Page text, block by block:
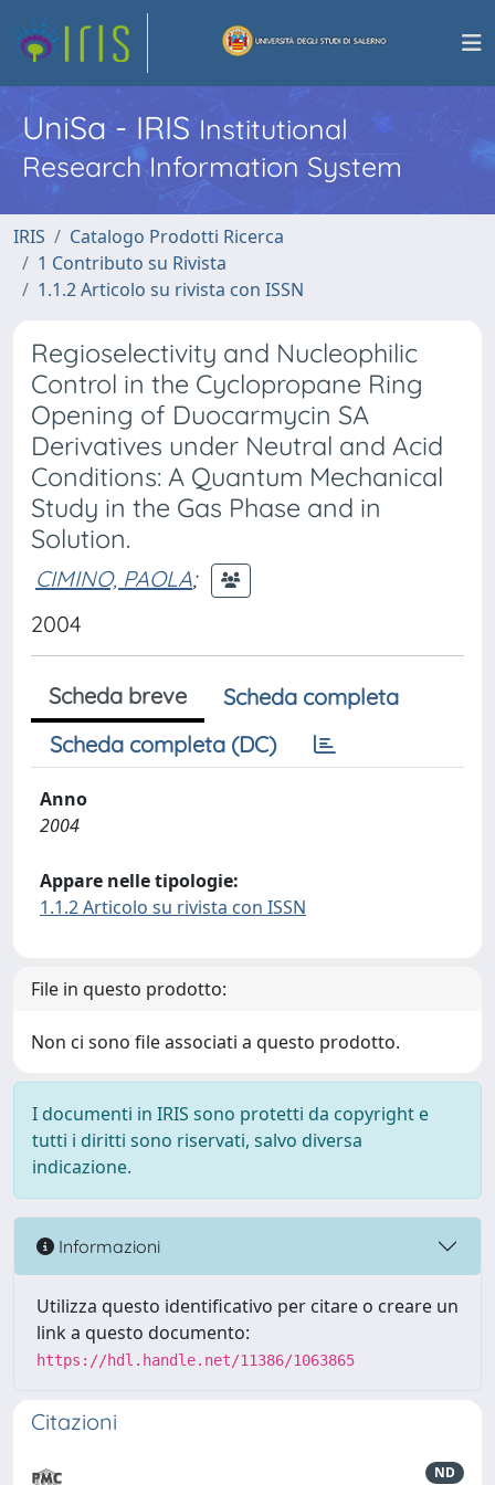
UniSa - IRISInstitutional
Research Information System
IRIS
Catalogo Prodotti Ricerca
1 Contributo su Rivista
1.1.2 Articolo su rivista con ISSN
Regioselectivity and Nucleophilic
Control in the Cyclopropane Ring
Opening of Duocarmycin SA
Derivatives under Neutral and Acid
Conditions: A Quantum Mechanical
Study in the Gas Phase and in
Solution.
CIMINO, PAOLA;
2004
Scheda breve
Scheda completa
Scheda completa (DC)
Anno
2004
Appare nelle tipologie:
1.1.2 Articolo su rivista con ISSN
File in questo prodotto:
Non ci sono file associati a questo prodotto.
I documenti in IRIS sono protetti da copyright e
tutti i diritti sono riservati, salvo diversa
indicazione.
Informazioni
Utilizza questo identificativo per citare o creare un
link a questo documento:
https://hdl.handle.net/11386/1063865
Citazioni
ND